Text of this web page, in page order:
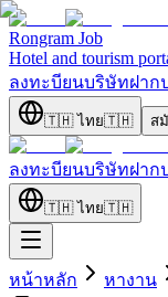
Rongram Job
Hotel and tourism
ลงทะบียนบริษัทฝาก
🇹🇭 ไทย🇹🇭 ส
ลงทะบียนบริษัทฝาก
🇹🇭 ไทย🇹🇭
หน้าหลัก หางาน